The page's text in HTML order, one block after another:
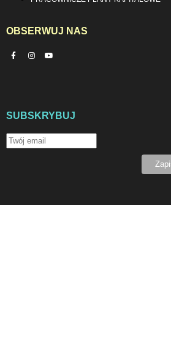
OBSERWUJ NAS
SUBSKRYBUJ